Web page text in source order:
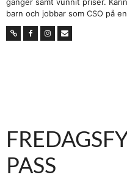
gånger samt vunnit priser.
barn och jobbar som CSO på
PASS